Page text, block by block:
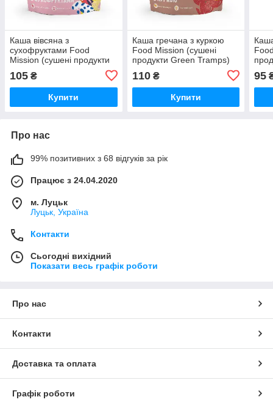
Каша вівсяна з
сухофруктами Food
Mission (сушені продукти
105 ₴
Купити
Каша гречана з куркою
Food Mission (сушені
продукти Green Tramps)
110₴
Купити
95
Про нас
99% позитивних з 68 відгуків за рік
Працює з 24.04.2020
м. Луцьк
Луцьк, Україна
Контакти
Сьогодні вихідний
Показати весь графік роботи
Про нас
Контакти
Доставка та оплата
Графік роботи